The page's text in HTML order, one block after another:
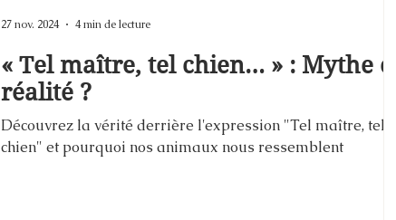
« Tel maître, tel chien… » : Mythe ou
réalité ?
Découvrez la vérité derrière l'expression "Tel maître, tel
chien" et pourquoi nos animaux nous ressemblent
27 nov. 2024 4 min de lecture